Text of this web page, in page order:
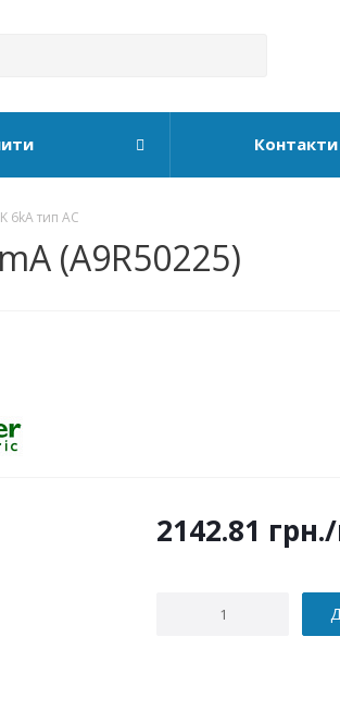
Контакти
6kA тип АС
(A9R50225)
2142.81 грн.